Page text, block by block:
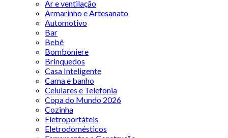
Ar e ventilação
Armarinho e Artesanato
Automotivo
Bar
Bebê
Bomboniere
Brinquedos
Casa Inteligente
Cama e banho
Celulares e Telefonia
Copa do Mundo 2026
Cozinha
Eletroportáteis
Eletrodomésticos